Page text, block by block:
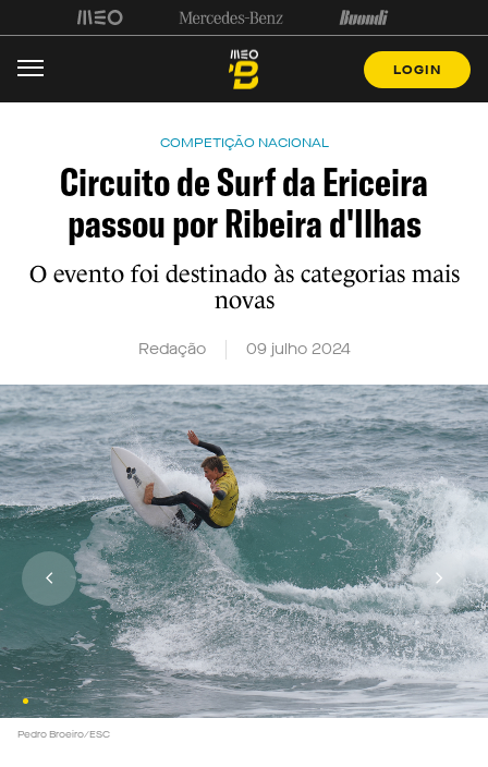
LOGIN
COMPETIÇÃO NACIONAL
Circuito de Surf da Ericeira
passou por Ribeira d'Ilhas
O evento foi destinado às categorias mais
novas
Redação 09 julho 2024
Pedro Broeiro/ESC